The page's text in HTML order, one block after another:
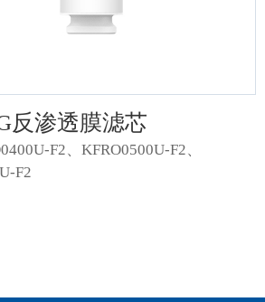
反渗透膜滤芯
F2、KFRO0500U-F2、
F2